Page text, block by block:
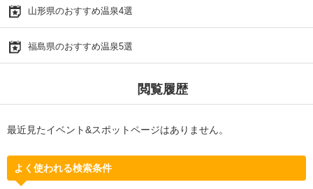
山形県のおすすめ温泉4選
福島県のおすすめ温泉5選
閲覧履歴
最近見たイベント&スポットページはありません。
よく使われる検索条件